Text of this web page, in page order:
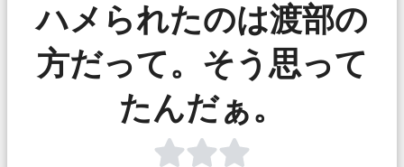
ハメられたのは渡部の
方だって。そう思って
たんだぁ。